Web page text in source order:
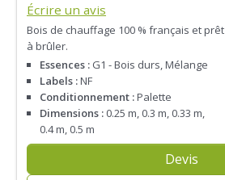
Écrire un avis
Bois de chauffage 100 % français et prêt
à brûler.
Essences : G1 - Bois durs, Mélange
Labels :NF
Conditionnement :Palette
Dimensions : 0.25 m, 0.3 m, 0.33 m,
0.4 m, 0.5 m
Devis